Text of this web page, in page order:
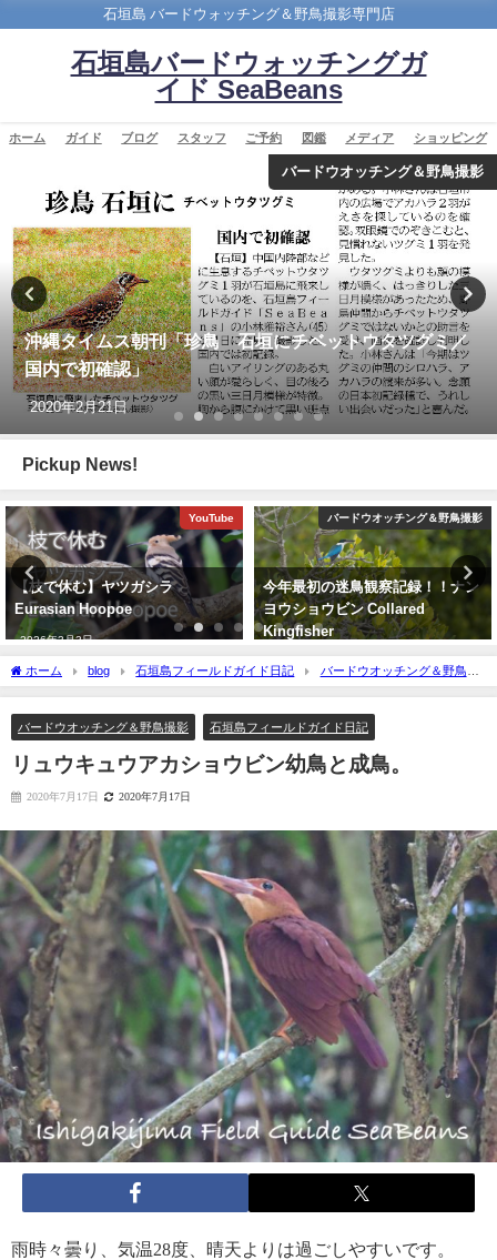
石垣島 バードウォッチング＆野鳥撮影専門店
石垣島バードウォッチングガ
イド SeaBeans
ホーム ガイド ブログ スタッフ ご予約 図鑑 メディア ショッピング
バードウオッチング＆野鳥撮影
沖縄タイムス 3月1日朝刊 マキバタヒバリ石垣飛来
2026年3月1日
Pickup News!
バードウオッチング＆野鳥撮影
今年最初の迷鳥観察記録！！ナン
ヨウショウビン Collared
Kingfisher
バードウオッチング＆野鳥撮影
沖縄タイムス3月24日朝刊掲載
「石垣に迷鳥確認 ３例目 ノド
アカツグミ」
ホーム blog 石垣島フィールドガイド日記
バードウオッチング＆野鳥撮
影
リュウキュウアカショウビン幼鳥と成鳥。
バードウオッチング＆野鳥撮影 石垣島フィールドガイド日記
リュウキュウアカショウビン幼鳥と成鳥。
2020年7月17日 2020年7月17日
雨時々曇り、気温28度、晴天よりは過ごしやすいです。